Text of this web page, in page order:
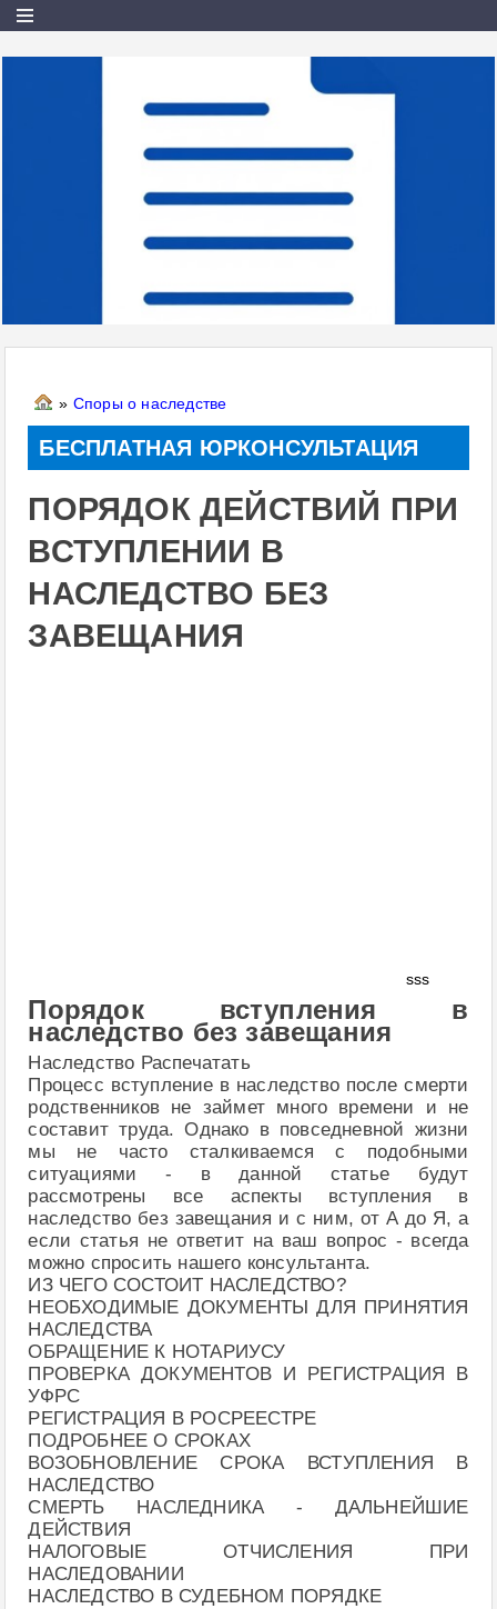
» Споры о наследстве
БЕСПЛАТНАЯ ЮРКОНСУЛЬТАЦИЯ
ПОРЯДОК ДЕЙСТВИЙ ПРИ
ВСТУПЛЕНИИ В
НАСЛЕДСТВО БЕЗ
ЗАВЕЩАНИЯ
sss
Порядок вступления в
наследство без завещания
Наследство Распечатать
Процесс вступление в наследство после смерти
родственников не займет много времени и не
составит труда. Однако в повседневной жизни
мы не часто сталкиваемся с подобными
ситуациями - в данной статье будут
рассмотрены все аспекты вступления в
наследство без завещания и с ним, от А до Я, а
если статья не ответит на ваш вопрос - всегда
можно спросить нашего консультанта.
ИЗ ЧЕГО СОСТОИТ НАСЛЕДСТВО?
НЕОБХОДИМЫЕ ДОКУМЕНТЫ ДЛЯ ПРИНЯТИЯ
НАСЛЕДСТВА
ОБРАЩЕНИЕ К НОТАРИУСУ
ПРОВЕРКА ДОКУМЕНТОВ И РЕГИСТРАЦИЯ В
УФРС
РЕГИСТРАЦИЯ В РОСРЕЕСТРЕ
ПОДРОБНЕЕ О СРОКАХ
ВОЗОБНОВЛЕНИЕ СРОКА ВСТУПЛЕНИЯ В
НАСЛЕДСТВО
СМЕРТЬ НАСЛЕДНИКА - ДАЛЬНЕЙШИЕ
ДЕЙСТВИЯ
НАЛОГОВЫЕ ОТЧИСЛЕНИЯ ПРИ
НАСЛЕДОВАНИИ
НАСЛЕДСТВО В СУДЕБНОМ ПОРЯДКЕ